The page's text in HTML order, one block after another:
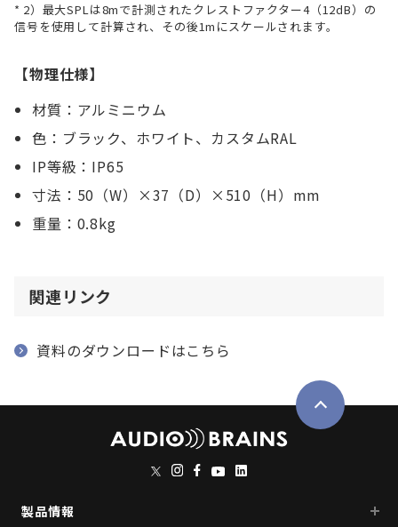
2）最大SPLは8mで計測されたクレストファクター4（12dB）の
信号を使用して計算され、その後1mにスケールされます。
【物理仕様】
材質：アルミニウム
色：ブラック、ホワイト、カスタムRAL
IP等級：IP65
寸法：50（W）×37（D）×510（H）mm
重量：0.8kg
関連リンク
資料のダウンロードはこちら
製品情報